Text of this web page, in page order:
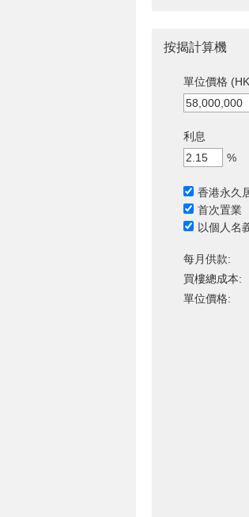
按揭計算機
單位價格
利息
%
香港永久
首次置業
以個人名
每月供款:
買樓總成本:
單位價格: